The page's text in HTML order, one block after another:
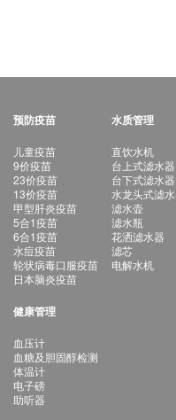
预防疫苗
儿童疫苗
9价疫苗
23价疫苗
13价疫苗
甲型肝炎疫苗
5合1疫苗
6合1疫苗
水痘疫苗
轮状病毒口服疫苗
日本脑炎疫苗
健康管理
血压计
血糖及胆固醇检测
体温计
电子磅
助听器
水质管理
直饮水机
台上式滤水器
台下式滤水器
水龙头式滤
滤水壶
滤水瓶
花洒滤水器
滤芯
电解水机